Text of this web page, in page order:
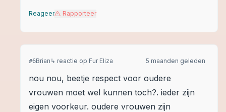
Reageer Rapporteer
#6Brian ↳ reactie op Fur Eliza 5 maanden geleden
nou nou, beetje respect voor oudere
vrouwen moet wel kunnen toch?. ieder zijn
eigen voorkeur. oudere vrouwen zijn